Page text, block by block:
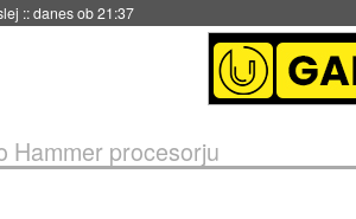
::danes ob 21:37
Hammer procesorju